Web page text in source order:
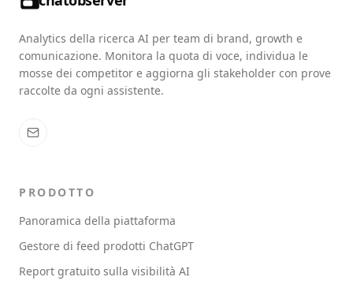
Analytics della ricerca AI per team di brand, growth e
comunicazione. Monitora la quota di voce, individua le
mosse dei competitor e aggiorna gli stakeholder con prove
raccolte da ogni assistente.
PRODOTTO
Panoramica della piattaforma
Gestore di feed prodotti ChatGPT
Report gratuito sulla visibilità AI